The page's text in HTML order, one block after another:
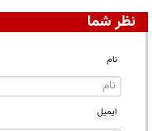
نظر شما
نام
ایمیل